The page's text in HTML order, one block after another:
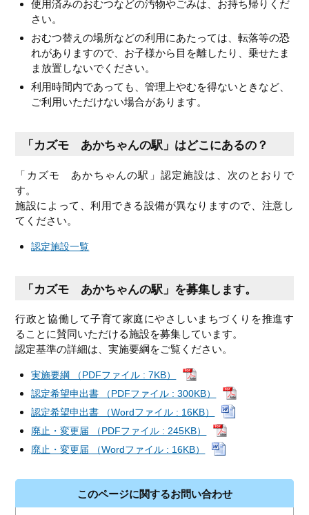
使用済みのおむつなどの汚物やごみは、お持ち帰りくだ
さい。
おむつ替えの場所などの利用にあたっては、転落等の恐
れがありますので、お子様から目を離したり、乗せたま
ま放置しないでください。
利用時間内であっても、管理上やむを得ないときなど、
ご利用いただけない場合があります。
「カズモ あかちゃんの駅」はどこにあるの？
「カズモ あかちゃんの駅」認定施設は、次のとおりで
す。
施設によって、利用できる設備が異なりますので、注意し
てください。
認定施設一覧
「カズモ あかちゃんの駅」を募集します。
行政と協働して子育て家庭にやさしいまちづくりを推進す
ることに賛同いただける施設を募集しています。
認定基準の詳細は、実施要綱をご覧ください。
実施要綱 （PDFファイル : 7KB）
認定希望申出書 （PDFファイル : 300KB）
認定希望申出書 （Wordファイル : 16KB）
廃止・変更届 （PDFファイル : 245KB）
廃止・変更届 （Wordファイル : 16KB）
このページに関するお問い合わせ